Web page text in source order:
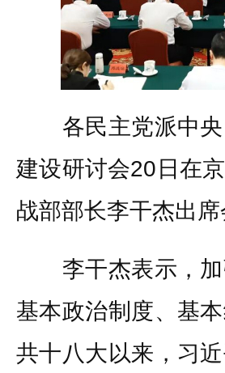
各民主党派中央
建设研讨会20日在
战部部长李干杰出席
李干杰表示，加
基本政治制度、基
共十八大以来，习